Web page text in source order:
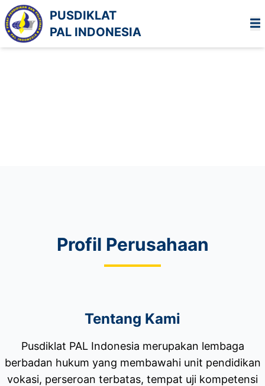
PUSDIKLAT
PAL INDONESIA
Profil Perusahaan
Tentang Kami
Pusdiklat PAL Indonesia merupakan lembaga
berbadan hukum yang membawahi unit pendidikan
vokasi, perseroan terbatas, tempat uji kompetensi